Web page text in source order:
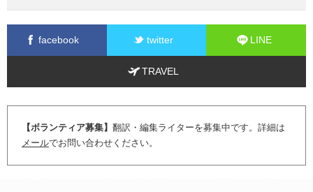
facebook twitter LINE
TRAVEL
【ボランティア募集】 翻訳・編集ライターを募集中です。詳細は
メールでお問い合わせください。